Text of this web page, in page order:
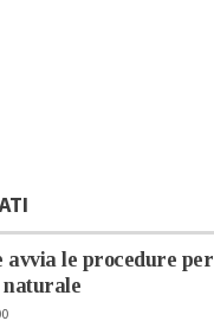
avvia le procedure
naturale